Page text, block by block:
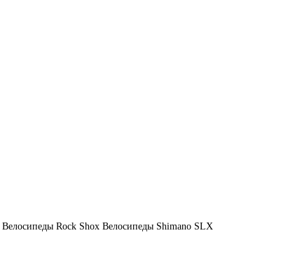
Велосипеды Rock Shox Велосипеды Shimano SLX